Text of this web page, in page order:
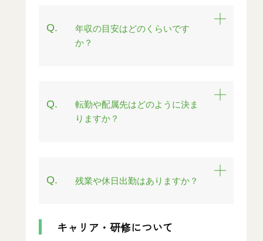
Q.
年収の目安はどのくらいです
か？
Q.
転勤や配属先はどのように決ま
りますか？
Q. 残業や休日出勤はありますか？
キャリア・研修について